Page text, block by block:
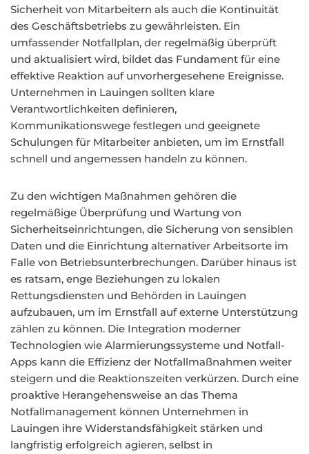
Sicherheit von Mitarbeitern als auch die Kontinuität
des Geschäftsbetriebs zu gewährleisten. Ein
umfassender Notfallplan, der regelmäßig überprüft
und aktualisiert wird, bildet das Fundament für eine
effektive Reaktion auf unvorhergesehene Ereignisse.
Unternehmen in Lauingen sollten klare
Verantwortlichkeiten definieren,
Kommunikationswege festlegen und geeignete
Schulungen für Mitarbeiter anbieten, um im Ernstfall
schnell und angemessen handeln zu können.
Zu den wichtigen Maßnahmen gehören die
regelmäßige Überprüfung und Wartung von
Sicherheitseinrichtungen, die Sicherung von sensiblen
Daten und die Einrichtung alternativer Arbeitsorte im
Falle von Betriebsunterbrechungen. Darüber hinaus ist
es ratsam, enge Beziehungen zu lokalen
Rettungsdiensten und Behörden in Lauingen
aufzubauen, um im Ernstfall auf externe Unterstützung
zählen zu können. Die Integration moderner
Technologien wie Alarmierungssysteme und Notfall-
Apps kann die Effizienz der Notfallmaßnahmen weiter
steigern und die Reaktionszeiten verkürzen. Durch eine
proaktive Herangehensweise an das Thema
Notfallmanagement können Unternehmen in
Lauingen ihre Widerstandsfähigkeit stärken und
langfristig erfolgreich agieren, selbst in